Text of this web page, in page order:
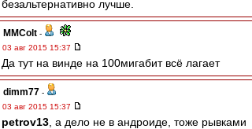
безальтернативно лучше.
MMColt -
03 авг 2015 15:37
Да тут на винде на 100мигабит всё лагает
dimm77 -
03 авг 2015 15:37
petrov13 , а дело не в андроиде, тоже рывками